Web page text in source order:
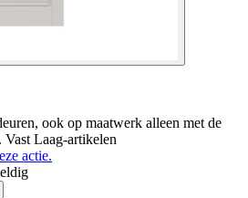
ook op maatwerk alleen met de
Laag-artikelen
actie.